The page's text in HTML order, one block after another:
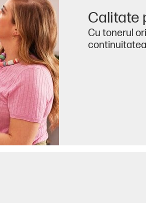
Calitate
Cu tonerul